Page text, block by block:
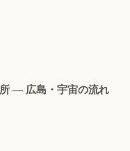
所 ― 広島・宇宙の流れ